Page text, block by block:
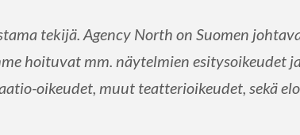
tekijä. Agency North on Suomen
hoituvat mm. näytelmien esitysoikeudet
oikeudet, muut teatterioikeudet, sekä